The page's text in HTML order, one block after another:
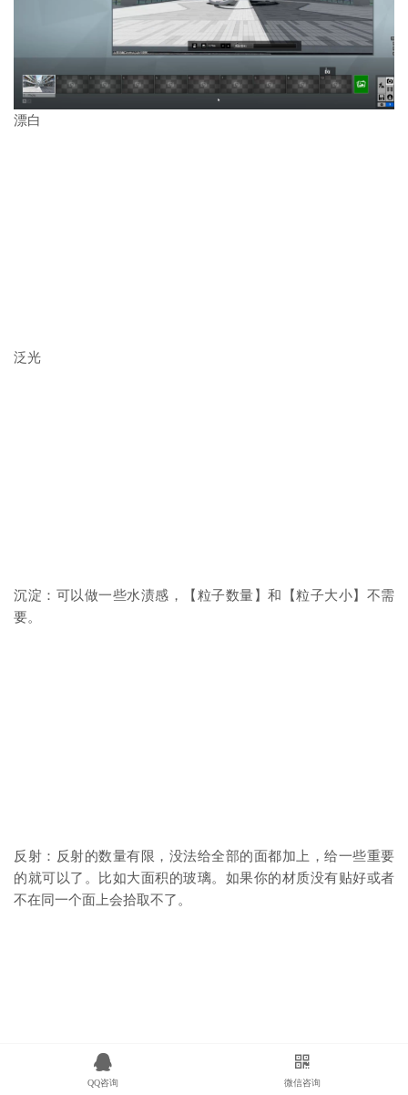
漂白
泛光
沉淀：可以做一些水渍感，【粒子数量】和【粒子大小】不需
要。
反射：反射的数量有限，没法给全部的面都加上，给一些重要
的就可以了。比如大面积的玻璃。如果你的材质没有贴好或者
不在同一个面上会拾取不了。
QQ咨询 微信咨询